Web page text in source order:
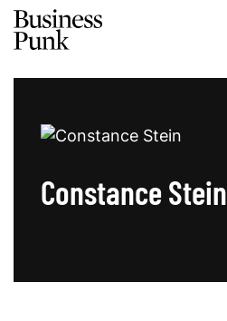
Constance Stein